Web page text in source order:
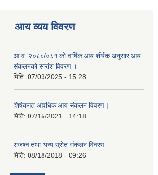
आय व्यय विवरण
आ.व. २०८०/०८१ को वार्षिक आय शीर्षक अनुसार आय
संकलनको सारांश विवरण ।
मिति: 07/03/2025 - 15:28
शिर्षकगत आवधिक आय संकलन विवरण |
मिति: 07/15/2021 - 14:18
राजश्व तथा अन्य स्रोत संकलन विवरण
मिति: 08/18/2018 - 09:26